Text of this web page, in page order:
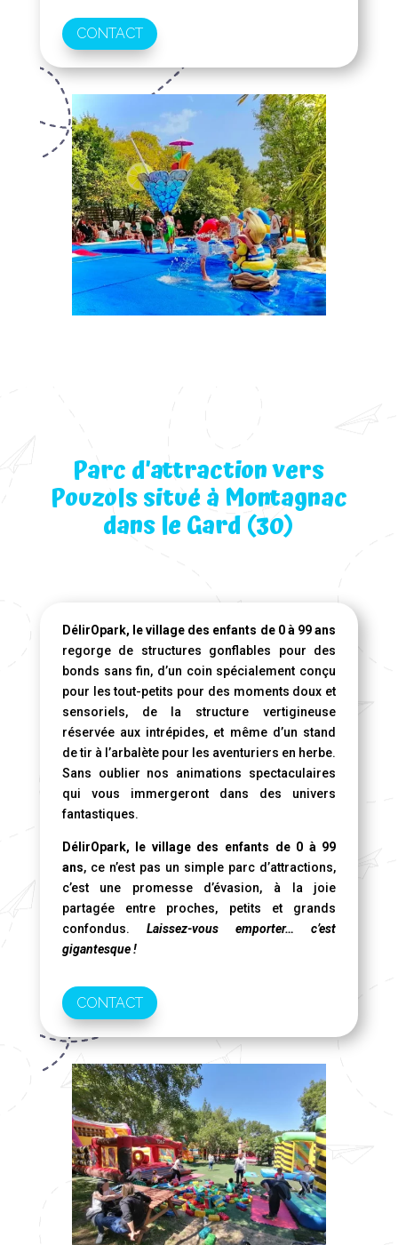
CONTACT
Parc d’attraction vers
Pouzols situé à Montagnac
dans le Gard (30)
DélirOpark, le village des enfants de 0 à 99 ans
regorge de structures gonflables pour des
bonds sans fin, d’un coin spécialement conçu
pour les tout-petits pour des moments doux et
sensoriels, de la structure vertigineuse
réservée aux intrépides, et même d’un stand
de tir à l’arbalète pour les aventuriers en herbe.
Sans oublier nos animations spectaculaires
qui vous immergeront dans des univers
fantastiques.
DélirOpark, le village des enfants de 0 à 99
ans, ce n’est pas un simple parc d’attractions,
c’est une promesse d’évasion, à la joie
partagée entre proches, petits et grands
confondus. Laissez-vous emporter… c’est
gigantesque !
CONTACT